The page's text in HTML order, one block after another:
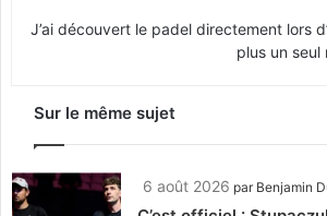
J’ai découvert le padel directement lors
plus un seul
Sur le même sujet
6 août 2026 par Benjamin